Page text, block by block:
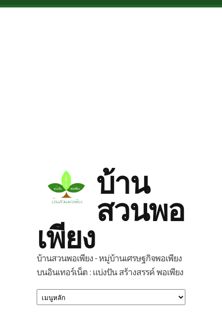
Skip to main content
บ้าน
สวนพอ
เพียง
บ้านสวนพอเพียง - หมู่บ้านเศรษฐกิจพอเพียง
บนอินเทอร์เน็ต : แบ่งปัน สร้างสรรค์ พอเพียง